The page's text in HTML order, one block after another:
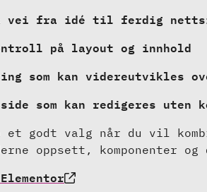
vei fra idé til ferdig
på layout og innhold
som kan videreutvikles
som kan redigeres uten
et godt valg når du vil
oppsett, komponenter og